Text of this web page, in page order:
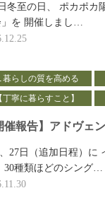
冬至の日、 ポカポカ
」を 開催しまし…
らしの質を高める
【丁寧に暮らすこと】
催報告】アドヴェ
27日（追加日程）に
30種類ほどのシング…